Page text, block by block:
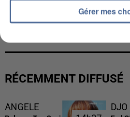
UNE TOURISTE DE L’OISE
COULÉE DE BOUE EN
RÉCEMMENT DIFFUSÉ
ANGELE DJO
Gérer mes